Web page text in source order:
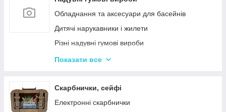
Кінетичний пісок
Дитячий Пластилін
Декупаж
Крейда для Малювання
Рукоділля
Валіза для малювання
Обладнання та аксесуари для басейнів
Дитячі нарукавники і жилети
Різні надувні гумові вироби
Насоси для матрасів та гумових виробів
Надувні матраци
Дитячі надувні басейни
Показати все
Скарбнички, сейфі
Електронні скарбнички